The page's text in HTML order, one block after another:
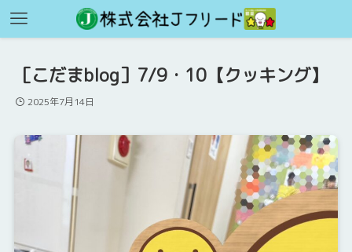
［こだまblog］7/9・10【クッキング】
2025年7月14日